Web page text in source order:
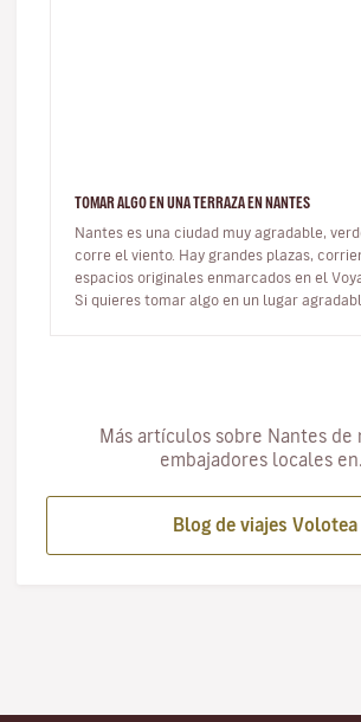
TOMAR ALGO EN UNA TERRAZA EN NANTES
Nantes es una ciudad muy agradable,
corre el viento. Hay grandes plazas,
espacios originales enmarcados en el
Si quieres tomar algo en un lugar
Más artículos sobre Nantes de
embajadores locales
Blog de viajes Volotea